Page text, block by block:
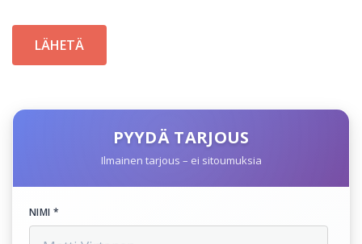
PYYDÄ TARJOUS
Ilmainen tarjous – ei sitoumuksia
NIMI *